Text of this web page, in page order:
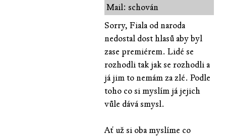
Mail: schován
Sorry, Fiala od naroda
nedostal dost hlasů aby byl
zase premiérem. Lidé se
rozhodli tak jak se rozhodli a
já jim to nemám za zlé. Podle
toho co si myslím já jejich
vůle dává smysl.
Ať už si oba myslíme co